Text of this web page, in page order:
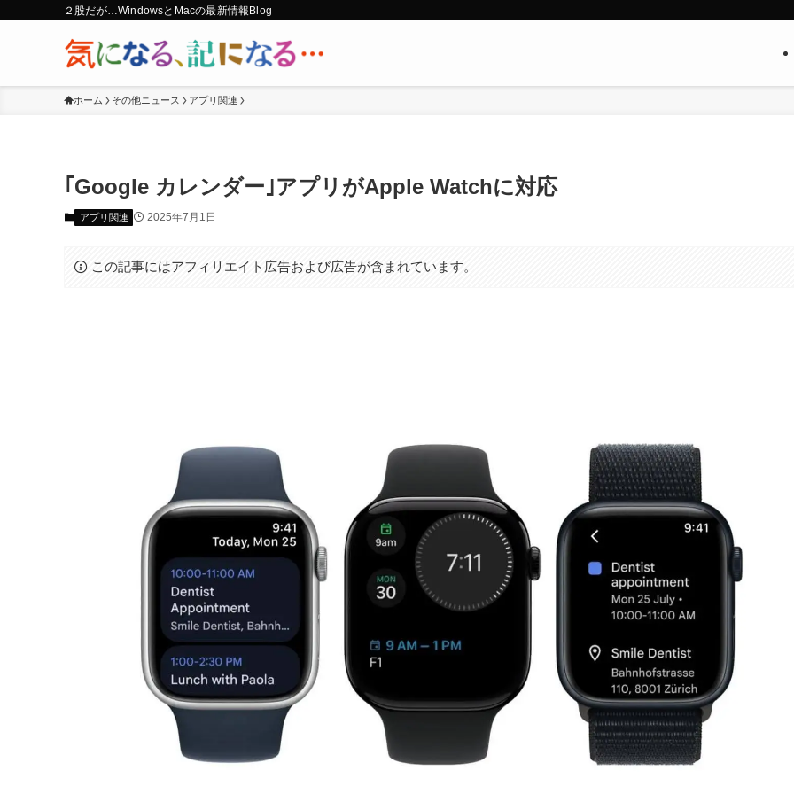
２股だが…WindowsとMacの最新情報Blog
ホーム その他ニュース アプリ関連
｢Google カレンダー｣アプリがApple Watchに対応
アプリ関連 2025年7月1日
この記事にはアフィリエイト広告および広告が含まれています。